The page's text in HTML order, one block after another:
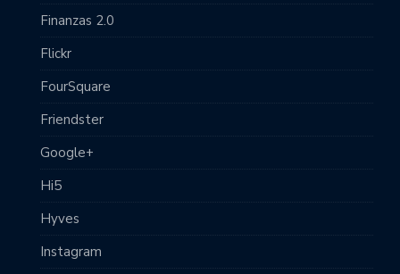
Finanzas 2.0
Flickr
FourSquare
Friendster
Google+
Hi5
Hyves
Instagram